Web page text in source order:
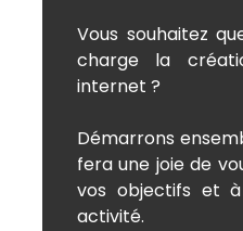
Vous souhaitez
charge la
internet ?
Démarrons
fera une joie de
vos objectifs et
activité.